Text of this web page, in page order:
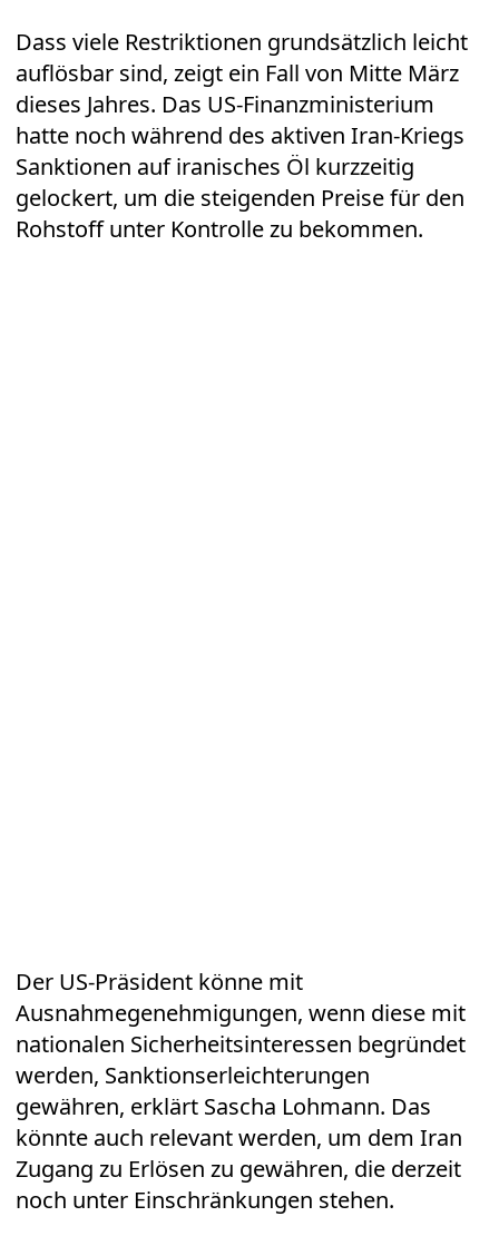
Dass viele Restriktionen grundsätzlich leicht
auflösbar sind, zeigt ein Fall von Mitte März
dieses Jahres. Das US-Finanzministerium
hatte noch während des aktiven Iran-Kriegs
Sanktionen auf iranisches Öl kurzzeitig
gelockert, um die steigenden Preise für den
Rohstoff unter Kontrolle zu bekommen.
Der US-Präsident könne mit
Ausnahmegenehmigungen, wenn diese mit
nationalen Sicherheitsinteressen begründet
werden, Sanktionserleichterungen
gewähren, erklärt Sascha Lohmann. Das
könnte auch relevant werden, um dem Iran
Zugang zu Erlösen zu gewähren, die derzeit
noch unter Einschränkungen stehen.